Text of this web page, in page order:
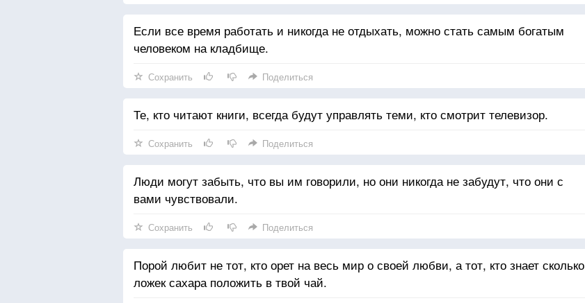
Если все время работать и никогда не отдыхать, можно стать самым богатым
человеком на кладбище.
Сохранить Поделиться
Те, кто читают книги, всегда будут управлять теми, кто смотрит телевизор.
Сохранить Поделиться
Люди могут забыть, что вы им говорили, но они никогда не забудут, что они с
вами чувствовали.
Сохранить Поделиться
Порой любит не тот, кто орет на весь мир о своей любви, а тот, кто знает сколько
ложек сахара положить в твой чай.